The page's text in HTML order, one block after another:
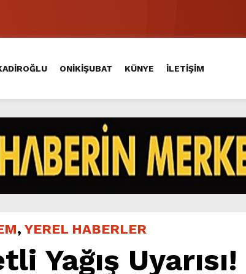
MAHALLESİ SAKİNLERİYLE BULUŞTU.
Tamamladı.
ONİKİŞUBAT KÜNYE İLETİŞİM
, YEREL HABERLER
Yağış Uyarısı!